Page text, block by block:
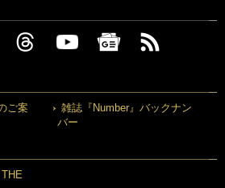
ご案
雑誌『Number』バックナン
バー